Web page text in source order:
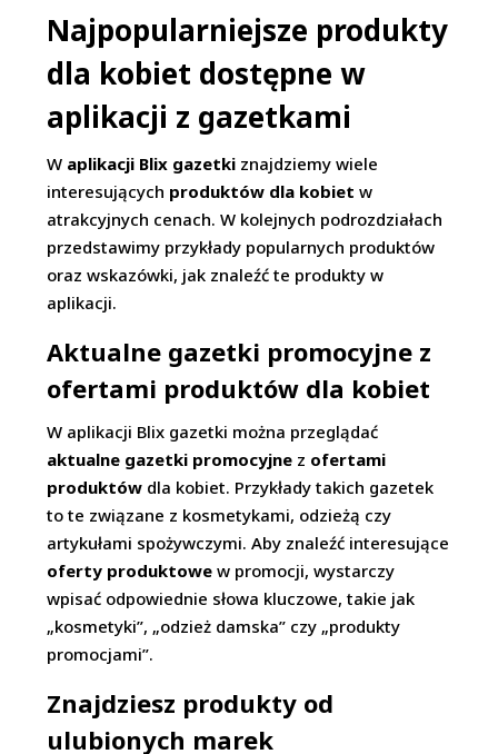
Najpopularniejsze produkty
dla kobiet dostępne w
aplikacji z gazetkami
W aplikacji Blix gazetki znajdziemy wiele
interesujących produktów dla kobiet w
atrakcyjnych cenach. W kolejnych podrozdziałach
przedstawimy przykłady popularnych produktów
oraz wskazówki, jak znaleźć te produkty w
aplikacji.
Aktualne gazetki promocyjne z
ofertami produktów dla kobiet
W aplikacji Blix gazetki można przeglądać
aktualne gazetki promocyjne z ofertami
produktów dla kobiet. Przykłady takich gazetek
to te związane z kosmetykami, odzieżą czy
artykułami spożywczymi. Aby znaleźć interesujące
oferty produktowe w promocji, wystarczy
wpisać odpowiednie słowa kluczowe, takie jak
„kosmetyki”, „odzież damska” czy „produkty
promocjami”.
Znajdziesz produkty od
ulubionych marek